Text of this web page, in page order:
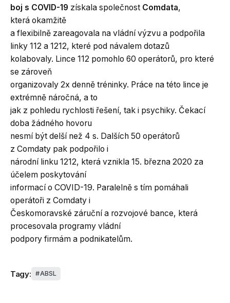
boj s COVID-19 získala společnost Comdata,
která okamžitě
a flexibilně zareagovala na vládní výzvu a podpořila
linky 112 a 1212, které pod návalem dotazů
kolabovaly. Lince 112 pomohlo 60 operátorů, pro které
se zároveň
organizovaly 2x denně tréninky. Práce na této lince je
extrémně náročná, a to
jak z pohledu rychlosti řešení, tak i psychiky. Čekací
doba žádného hovoru
nesmí být delší než 4 s. Dalších 50 operátorů
z Comdaty pak podpořilo i
národní linku 1212, která vznikla 15. března 2020 za
účelem poskytování
informací o COVID-19. Paralelně s tím pomáhali
operátoři z Comdaty i
Českomoravské záruční a rozvojové bance, která
procesovala programy vládní
podpory firmám a podnikatelům.
Tagy: ABSL